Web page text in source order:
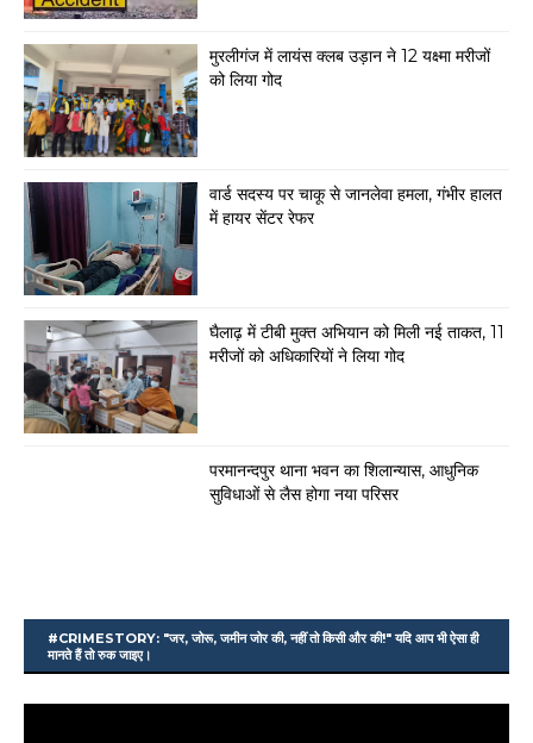
मुरलीगंज में लायंस क्लब उड़ान ने 12 यक्ष्मा मरीजों
को लिया गोद
वार्ड सदस्य पर चाकू से जानलेवा हमला, गंभीर हालत
में हायर सेंटर रेफर
घैलाढ़ में टीबी मुक्त अभियान को मिली नई ताकत, 11
मरीजों को अधिकारियों ने लिया गोद
परमानन्दपुर थाना भवन का शिलान्यास, आधुनिक
सुविधाओं से लैस होगा नया परिसर
#CRIMESTORY: "जर, जोरू, जमीन जोर की, नहीं तो किसी और की!" यदि आप भी ऐसा ही
मानते हैं तो रुक जाइए।